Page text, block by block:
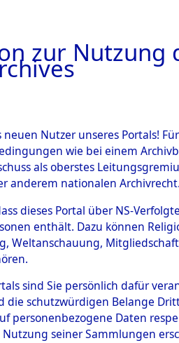
3Akten
Land
Polen
zur Nutzung
Nutzer unseres Portals!
wie bei einem
als oberstes
anderem nationalen
dieses Portal über NS-
enthält. Dazu können
Weltanschauung,
sind Sie persönlich dafür
die schutzwürdigen Belange
personenbezogene Daten
seiner Sammlungen